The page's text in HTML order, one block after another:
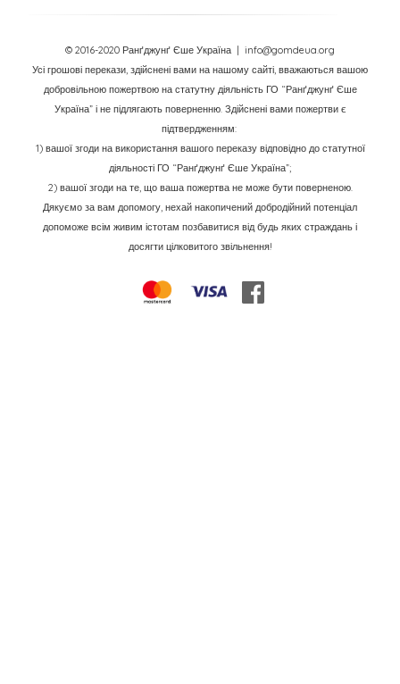
© 2016-2020 Ранґджунґ Єше Україна
| info@gomdeua.org
Усі грошові перекази, здійснені вами на нашому сайті, вважаються вашою
добровільною пожертвою на статутну діяльність ГО “Ранґджунґ Єше
Україна” і не підлягають поверненню. Здійснені вами пожертви є
підтвердженням:
1) вашої згоди на використання вашого переказу відповідно до статутної
діяльності ГО “Ранґджунґ Єше Україна”;
2) вашої згоди на те, що ваша пожертва не може бути поверненою.
Дякуємо за вам допомогу, нехай накопичений добродійний потенціал
допоможе всім живим істотам позбавитися від будь яких страждань і
досягти цілковитого звільнення!